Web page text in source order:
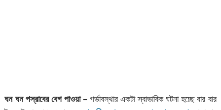
ঘন ঘন পস্রাবের বেগ পাওয়া –গর্ভাবস্থার একটা স্বাভাবিক ঘটনা হচ্ছে বার বার